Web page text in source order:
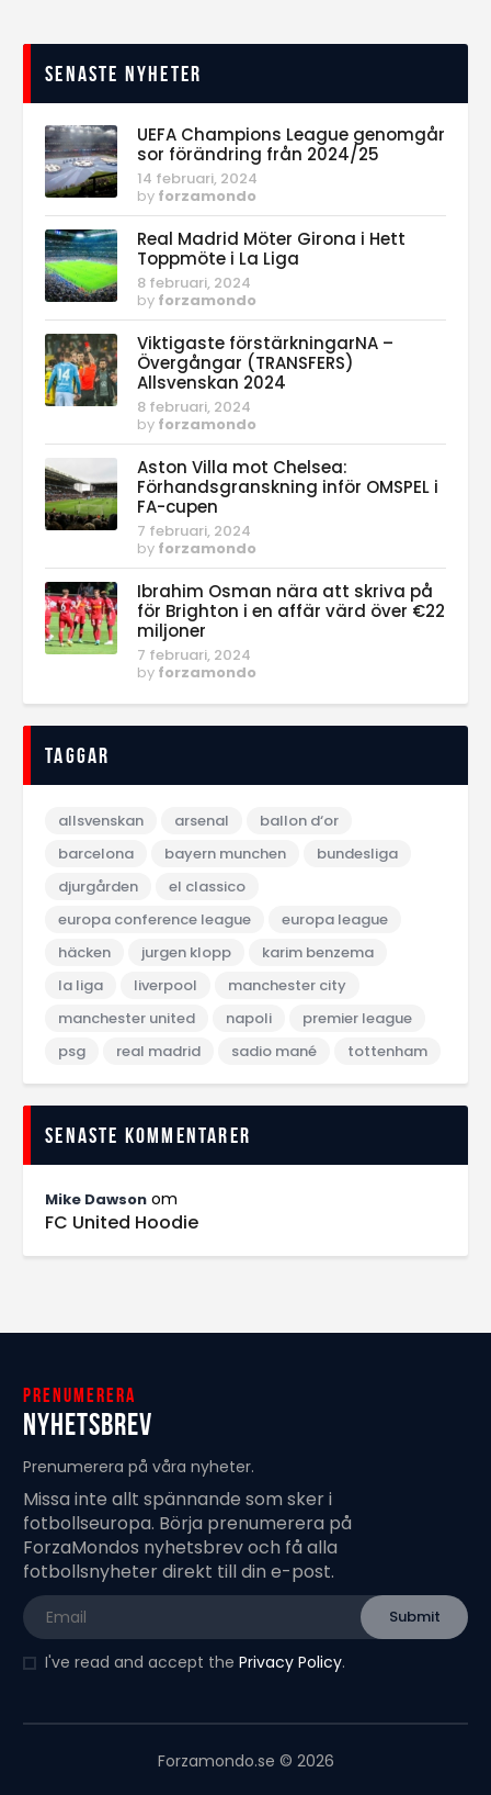
Senaste nyheter
UEFA Champions League genomgår
sor förändring från 2024/25
14 februari, 2024
by forzamondo
Real Madrid Möter Girona i Hett
Toppmöte i La Liga
8 februari, 2024
by forzamondo
Viktigaste förstärkningarNA –
Övergångar (TRANSFERS)
Allsvenskan 2024
8 februari, 2024
by forzamondo
Aston Villa mot Chelsea:
Förhandsgranskning inför OMSPEL i
FA-cupen
7 februari, 2024
by forzamondo
Ibrahim Osman nära att skriva på
för Brighton i en affär värd över €22
miljoner
7 februari, 2024
by forzamondo
Taggar
allsvenskan arsenal
ballon d‘or
barcelona
bayern munchen
bundesliga
djurgården
el classico
europa conference league
europa league
häcken
jurgen klopp
karim benzema
la liga
liverpool
manchester city
manchester united
napoli
premier league
psg
real madrid sadio mané tottenham
Senaste kommentarer
Mike Dawson om
FC United Hoodie
Prenumerera
Nyhetsbrev
Prenumerera på våra nyheter.
Missa inte allt spännande som sker i
fotbollseuropa. Börja prenumerera på
ForzaMondos nyhetsbrev och få alla
fotbollsnyheter direkt till din e-post.
I've read and accept the Privacy Policy.
Forzamondo.se © 2026